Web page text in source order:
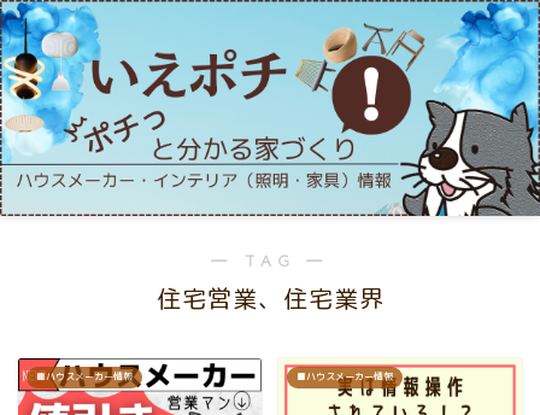
― TAG ―
住宅営業、住宅業界
■ハウスメーカー情報 ■ハウスメーカー情報